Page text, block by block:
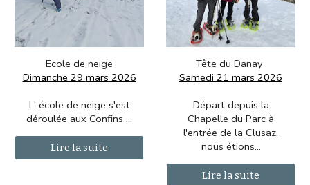
Ecole de neige
Dimanche 29 mars 2026
L' école de neige s'est
déroulée aux Confins ...
Lire la suite
Tête du Danay
Samedi 21 mars 2026
Départ depuis la
Chapelle du Parc à
l'entrée de la Clusaz,
nous étions...
Lire la suite